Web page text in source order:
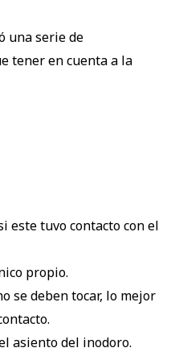
una serie de
tener en cuenta a la
este tuvo contacto con el
propio.
se deben tocar, lo mejor
asiento del inodoro.